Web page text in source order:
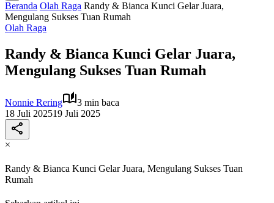
Beranda Olah Raga Randy & Bianca Kunci Gelar Juara,
Mengulang Sukses Tuan Rumah
Olah Raga
Randy & Bianca Kunci Gelar Juara,
Mengulang Sukses Tuan Rumah
Nonnie Rering
3 min baca
18 Juli 202519 Juli 2025
×
Randy & Bianca Kunci Gelar Juara, Mengulang Sukses Tuan
Rumah